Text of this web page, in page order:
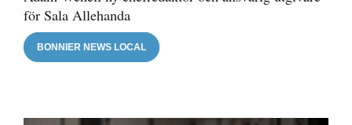
för Sala Allehanda
BONNIER NEWS LOCAL